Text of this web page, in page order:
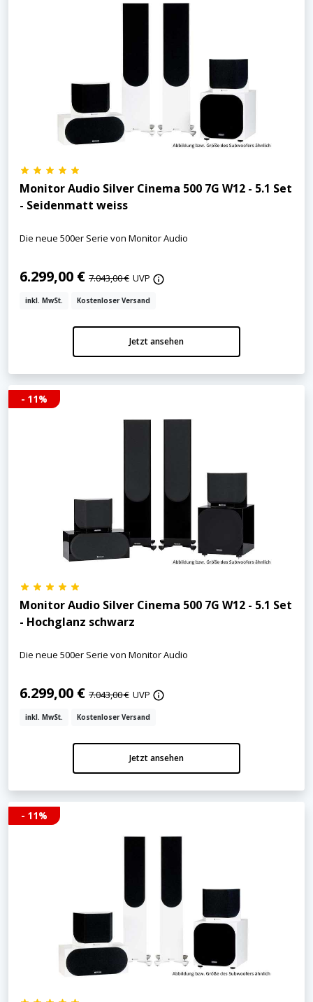
Monitor Audio Silver Cinema 500 7G W12 - 5.1 Set
- Seidenmatt weiss
Die neue 500er Serie von Monitor Audio
6.299,00 € 7.043,00 € UVP
inkl. MwSt. Kostenloser Versand
Jetzt ansehen
- 11%
Monitor Audio Silver Cinema 500 7G W12 - 5.1 Set
- Hochglanz schwarz
Die neue 500er Serie von Monitor Audio
6.299,00 € 7.043,00 € UVP
inkl. MwSt. Kostenloser Versand
Jetzt ansehen
- 11%